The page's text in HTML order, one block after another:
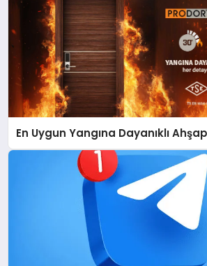
En Uygun Yangına Dayanıklı